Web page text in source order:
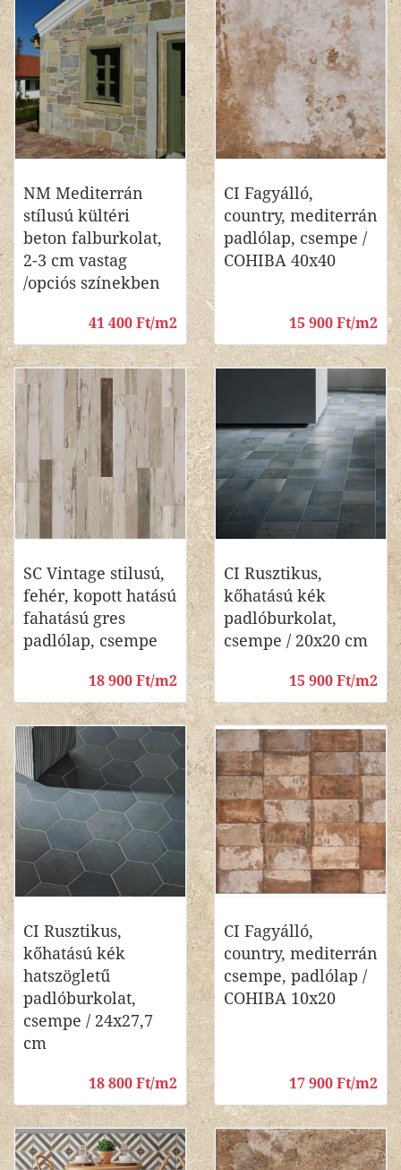
NM Mediterrán
stílusú kültéri
beton falburkolat,
2-3 cm vastag
/opciós színekben
41 400 Ft/m2
CI Fagyálló,
country, mediterrán
padlólap, csempe /
COHIBA 40x40
15 900 Ft/m2
SC Vintage stilusú,
fehér, kopott hatású
fahatású gres
padlólap, csempe
18 900 Ft/m2
CI Rusztikus,
kőhatású kék
padlóburkolat,
csempe / 20x20 cm
15 900 Ft/m2
CI Rusztikus,
kőhatású kék
hatszögletű
padlóburkolat,
csempe / 24x27,7
cm
18 800 Ft/m2
CI Fagyálló,
country, mediterrán
csempe, padlólap /
COHIBA 10x20
17 900 Ft/m2